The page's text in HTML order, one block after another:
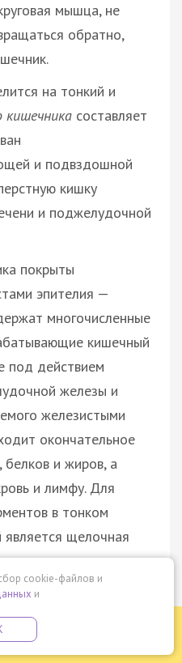
мышца, не
обратно,
на тонкий и
кишечника составляет
и подвздошной
кишку
и поджелудочной
покрыты
эпителия —
многочисленные
кишечный
под действием
железы и
железистыми
окончательное
белков и жиров, а
и лимфу. Для
в тонком
щелочная
кишечника
способствует
поверхности
веществ, которые
и лимфатические
cookie-файлов и
и